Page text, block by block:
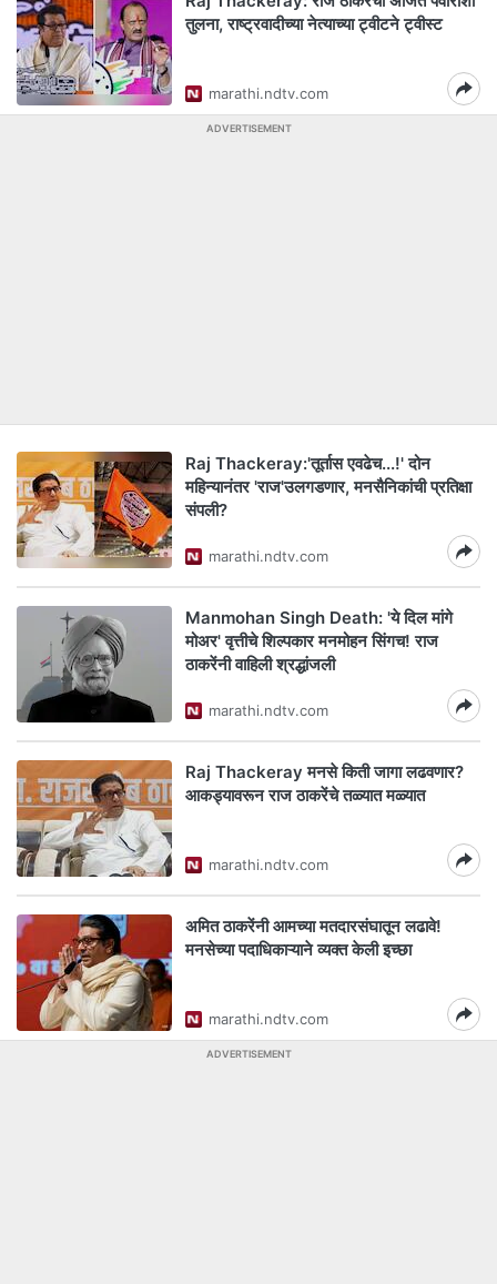
तुलना, राष्ट्रवादीच्या नेत्याच्या ट्वीटने ट्वीस्ट
marathi.ndtv.com
ADVERTISEMENT
Raj Thackeray:'तूर्तास एवढेच...!' दोन
महिन्यानंतर 'राज'उलगडणार, मनसैनिकांची प्रतिक्षा
संपली?
marathi.ndtv.com
Manmohan Singh Death: 'ये दिल मांगे
मोअर' वृत्तीचे शिल्पकार मनमोहन सिंगच! राज
ठाकरेंनी वाहिली श्रद्धांजली
marathi.ndtv.com
Raj Thackeray मनसे किती जागा लढवणार?
आकड्यावरून राज ठाकरेंचे तळ्यात मळ्यात
marathi.ndtv.com
अमित ठाकरेंनी आमच्या मतदारसंघातून लढावे!
मनसेच्या पदाधिकाऱ्याने व्यक्त केली इच्छा
marathi.ndtv.com
ADVERTISEMENT